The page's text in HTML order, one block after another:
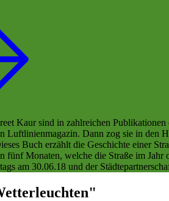
Kaur sind in zahlreichen
Luftlinienmagazin. Dann zog sie in den
Buch erzählt die Geschichte einer
fünf Monaten, welche die Straße im
am 30.06.18 und der